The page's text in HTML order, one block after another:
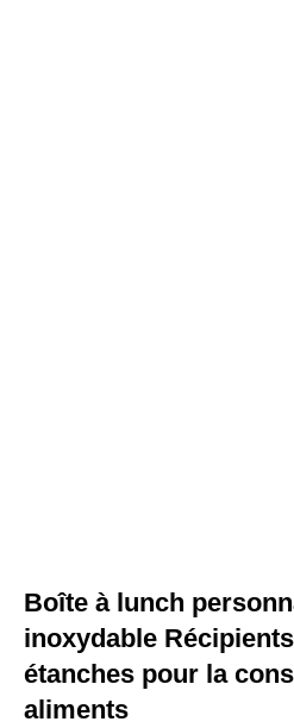
Boîte à lunch
inoxydable
étanches pour la
aliments